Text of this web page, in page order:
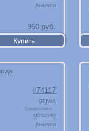
Аналоги
950 руб.
74117
SEIWA
Совместим с
MD342893
Аналоги